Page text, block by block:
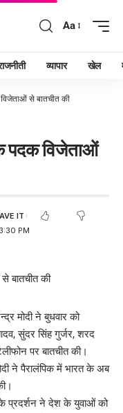
Aa
व्यापार खेल
से बातचीत की
पदक विजेताओं
PM
मोदी ने बुधवार को
सुंदर सिंह गुर्जर, शरद
पर बातचीत की।
ने पैरालंपिक में भारत के अब
प्रदर्शन ने देश के युवाओं को